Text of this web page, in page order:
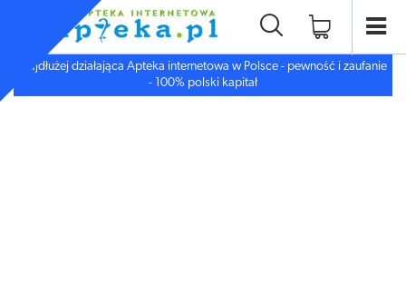
Najdłużej działająca Apteka internetowa w Polsce - pewność i zaufanie
- 100% polski kapitał